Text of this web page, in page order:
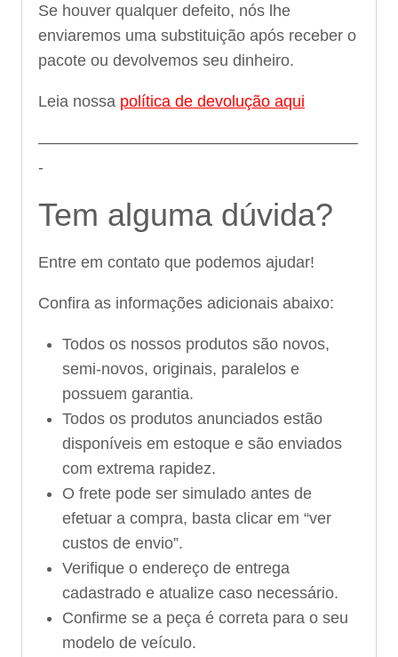
Se houver qualquer defeito, nós lhe
enviaremos uma substituição após receber o
pacote ou devolvemos seu dinheiro.
Leia nossa política de devolução aqui
————————————————————
-
Tem alguma dúvida?
Entre em contato que podemos ajudar!
Confira as informações adicionais abaixo:
Todos os nossos produtos são novos,
semi-novos, originais, paralelos e
possuem garantia.
Todos os produtos anunciados estão
disponíveis em estoque e são enviados
com extrema rapidez.
O frete pode ser simulado antes de
efetuar a compra, basta clicar em “ver
custos de envio”.
Verifique o endereço de entrega
cadastrado e atualize caso necessário.
Confirme se a peça é correta para o seu
modelo de veículo.